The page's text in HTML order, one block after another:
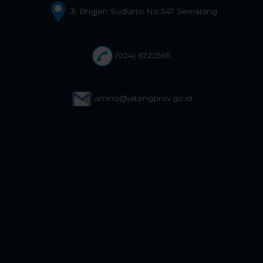
Jl. Brigjen Sudiarto No.347 Semarang
(024) 6722565
amino@jatengprov.go.id